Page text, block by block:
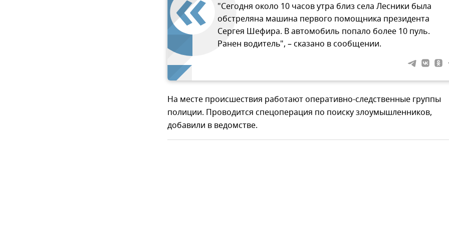
"Сегодня около 10 часов утра близ села Лесники была
обстреляна машина первого помощника президента
Сергея Шефира. В автомобиль попало более 10 пуль.
Ранен водитель", – сказано в сообщении.
На месте происшествия работают оперативно-следственные группы
полиции. Проводится спецоперация по поиску злоумышленников,
добавили в ведомстве.